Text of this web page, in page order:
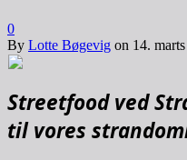
0
By Lotte Bøgevig on 14.
Streetfood ved
til vores